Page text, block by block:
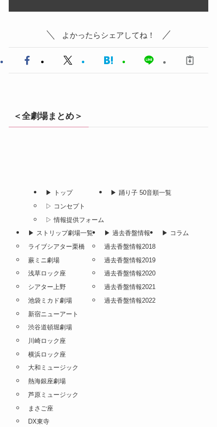
よかったらシェアしてね！
＜全劇場まとめ＞
▶︎ トップ
▷ コンセプト
▷ 情報提供フォーム
▶︎ 踊り子 50音順一覧
▶︎ ストリップ劇場一覧
ライブシアター栗橋
蕨ミニ劇場
浅草ロック座
シアター上野
池袋ミカド劇場
新宿ニューアート
渋谷道頓堀劇場
川崎ロック座
横浜ロック座
大和ミュージック
熱海銀座劇場
芦原ミュージック
まさご座
DX東寺
▶︎ 過去香盤情報
過去香盤情報2018
過去香盤情報2019
過去香盤情報2020
過去香盤情報2021
過去香盤情報2022
▶︎ コラム